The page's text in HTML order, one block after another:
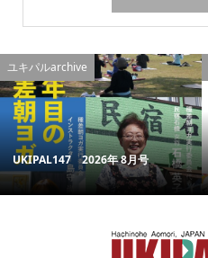
ユキパルarchive
UKIPAL147 2026年 8月号